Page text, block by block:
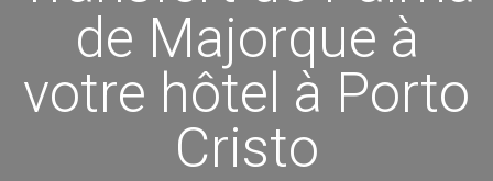
de Majorque à
votre hôtel à Porto
Cristo